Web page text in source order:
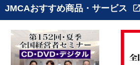
JMCAおすすめ商品・サービス open_in_new